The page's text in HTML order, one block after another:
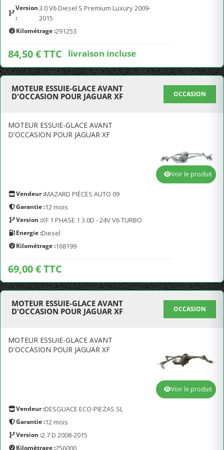
Version
:
3.0 V6 Diesel S Premium Luxury 2009-
2015
Kilométrage :291253
84,50 € TTC livraison incluse
MOTEUR ESSUIE-GLACE AVANT
D'OCCASION POUR JAGUAR XF
OCCASION
MOTEUR ESSUIE-GLACE AVANT
D'OCCASION POUR JAGUAR XF
Vendeur :MAZARD PIÈCES AUTO 09
Garantie :12 mois
Version :XF 1 PHASE 1 3.0D - 24V V6 TURBO
Energie :Diesel
Kilométrage :168199
69,00 € TTC
Voir le produit
MOTEUR ESSUIE-GLACE AVANT
D'OCCASION POUR JAGUAR XF
OCCASION
MOTEUR ESSUIE-GLACE AVANT
D'OCCASION POUR JAGUAR XF
Vendeur :DESGUACE ECO-PIEZAS SL
Garantie :12 mois
Version :2.7 D 2008-2015
Kilométrage :256000
Voir le produit